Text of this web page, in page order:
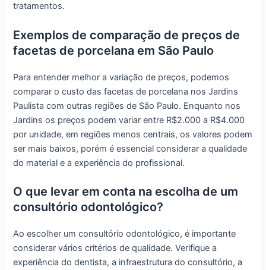
tratamentos.
Exemplos de comparação de preços de
facetas de porcelana em São Paulo
Para entender melhor a variação de preços, podemos
comparar o custo das facetas de porcelana nos Jardins
Paulista com outras regiões de São Paulo. Enquanto nos
Jardins os preços podem variar entre R$2.000 a R$4.000
por unidade, em regiões menos centrais, os valores podem
ser mais baixos, porém é essencial considerar a qualidade
do material e a experiência do profissional.
O que levar em conta na escolha de um
consultório odontológico?
Ao escolher um consultório odontológico, é importante
considerar vários critérios de qualidade. Verifique a
experiência do dentista, a infraestrutura do consultório, a